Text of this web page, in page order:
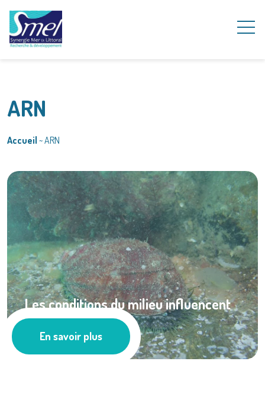
ARN
Accueil ~ARN
Les conditions du milieu influencent
la ...
Ressources documentaires
En savoir plus